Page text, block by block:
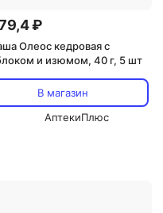
₽
Олеос кедровая с
и изюмом, 40 г, 5 шт
В магазин
АптекиПлюс